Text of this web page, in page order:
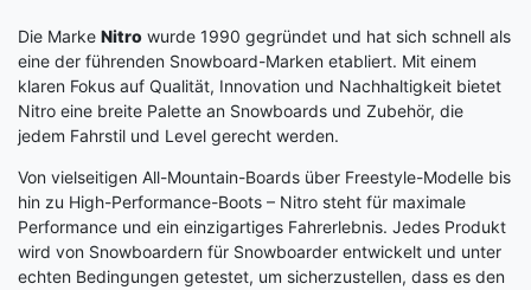
Die Marke Nitro wurde 1990 gegründet und hat sich schnell als
eine der führenden Snowboard-Marken etabliert. Mit einem
klaren Fokus auf Qualität, Innovation und Nachhaltigkeit bietet
Nitro eine breite Palette an Snowboards und Zubehör, die
jedem Fahrstil und Level gerecht werden.
Von vielseitigen All-Mountain-Boards über Freestyle-Modelle bis
hin zu High-Performance-Boots – Nitro steht für maximale
Performance und ein einzigartiges Fahrerlebnis. Jedes Produkt
wird von Snowboardern für Snowboarder entwickelt und unter
echten Bedingungen getestet, um sicherzustellen, dass es den